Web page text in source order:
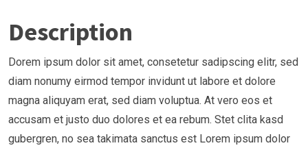
Description
Dorem ipsum dolor sit amet, consetetur sadipscing elitr, sed
diam nonumy eirmod tempor invidunt ut labore et dolore
magna aliquyam erat, sed diam voluptua. At vero eos et
accusam et justo duo dolores et ea rebum. Stet clita kasd
gubergren, no sea takimata sanctus est Lorem ipsum dolor